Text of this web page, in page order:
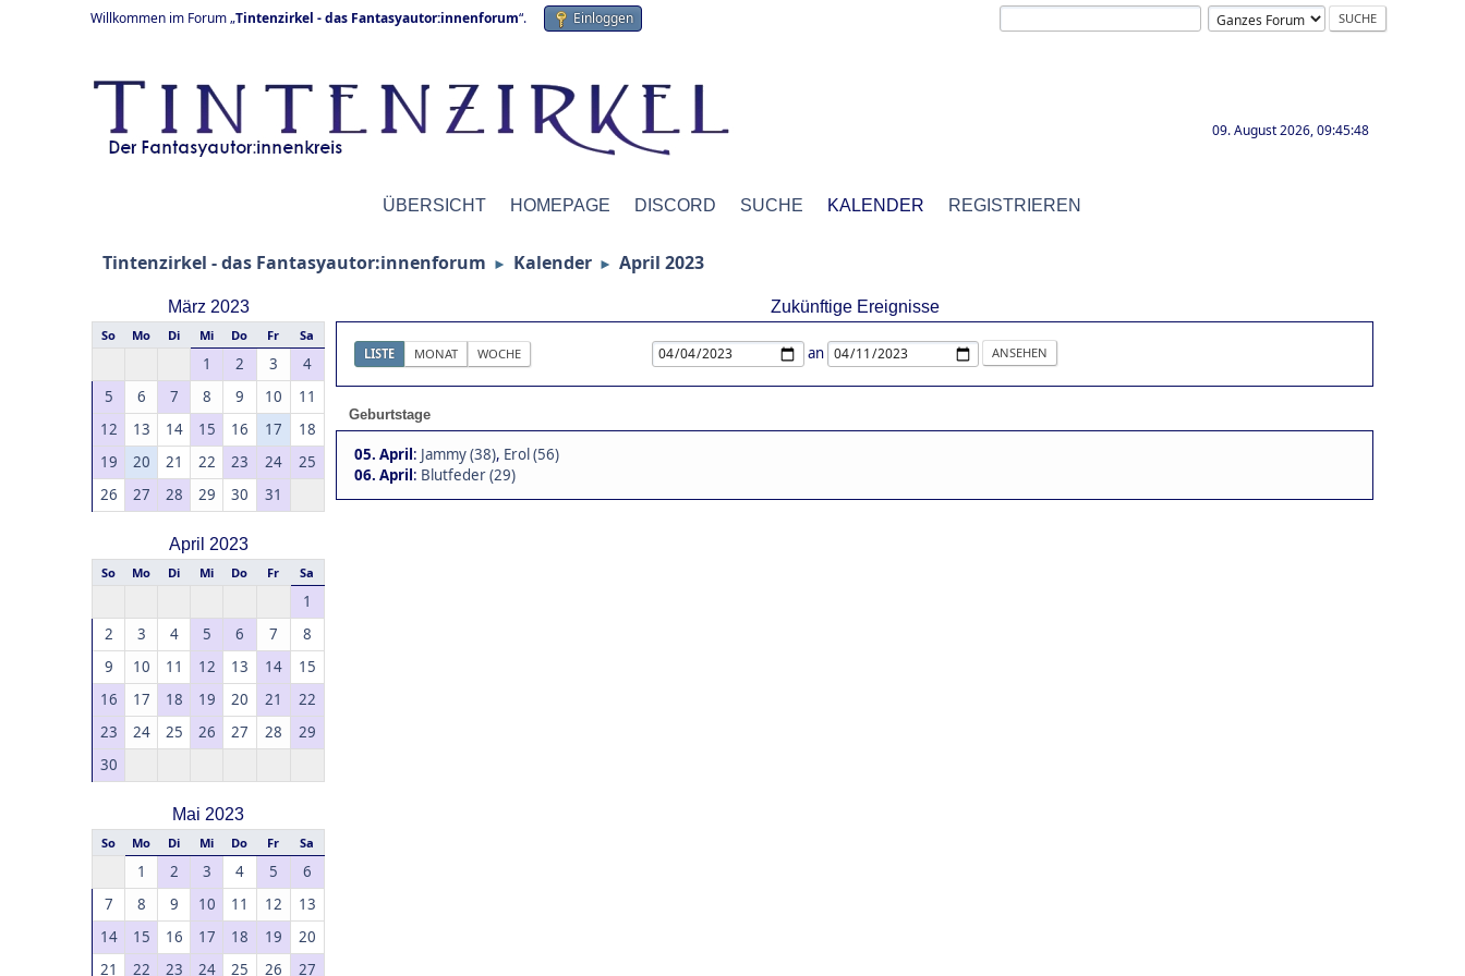
Willkommen im Forum „Tintenzirkel - das Fantasyautor:innenforum“. Einloggen
09. August 2026, 09:45:48
ÜBERSICHT HOMEPAGE DISCORD SUCHE KALENDER REGISTRIEREN
Tintenzirkel - das Fantasyautor:innenforum ► Kalender ► April 2023
März 2023
So Mo Di Mi Do Fr Sa
1 2 3
4
5
6 7 8 9 10
11
12
13 14 15 16 17
18
19
20 21 22 23 24
25
26
27 28 29 30 31
April 2023
So Mo Di Mi Do Fr Sa
1
2
3 4 5 6 7
8
9
10 11 12 13 14
15
16
17 18 19 20 21
22
23
24 25 26 27 28
29
30
Mai 2023
So Mo Di Mi Do Fr Sa
1 2 3 4 5
6
7
8 9 10 11 12
13
14
15 16 17 18 19
20
21
22 23 24 25 26 27
Zukünftige Ereignisse
LISTE MONAT WOCHE an
Geburtstage
05. April: Jammy (38), Erol (56)
06. April: Blutfeder (29)